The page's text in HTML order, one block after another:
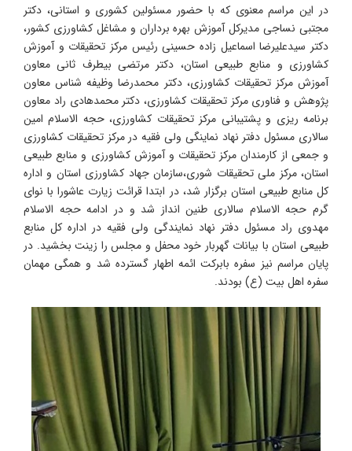
در این مراسم معنوی که با حضور مسئولین کشوری و استانی، دکتر
مجتبی نساجی مدیرکل آموزش بهره برداران و مشاغل کشاورزی کشور،
دکتر سیدعلیرضا اسماعیل زاده حسینی رئیس مرکز تحقیقات و آموزش
کشاورزی و منابع طبیعی استان، دکتر مرتضی بیطرف ثانی معاون
آموزش مرکز تحقیقات کشاورزی، دکتر محمدرضا وظیفه شناس معاون
پژوهش و فناوری مرکز تحقیقات کشاورزی، دکتر محمدهادی راد معاون
برنامه ریزی و پشتیبانی مرکز تحقیقات کشاورزی، حجه الاسلام امین
سالاری مسئول دفتر نهاد نماینگی ولی فقیه در مرکز تحقیقات کشاورزی
و جمعی از کارمندان مرکز تحقیقات و آموزش کشاورزی و منابع طبیعی
استان، مرکز ملی تحقیقات شوری،سازمان جهاد کشاورزی استان و اداره
کل منابع طبیعی استان برگزار شد، در ابتدا قرائت زیارت عاشورا با نوای
گرم حجه الاسلام سالاری طنین انداز شد و در ادامه حجه الاسلام
مهدوی راد مسئول دفتر نهاد نمایندگی ولی فقیه در اداره کل منابع
طبیعی استان با بیانات گهربار خود محفل و مجلس را زینت بخشید. در
پایان مراسم نیز سفره بابرکت ائمه اطهار گسترده شد و همگی مهمان
سفره اهل بیت (ع) بودند.